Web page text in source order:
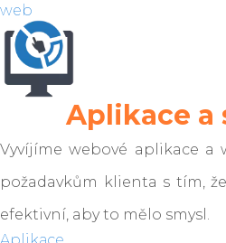
web
Aplikace a
Vyvíjíme webové aplikace a
požadavkům klienta s tím,
efektivní, aby to mělo smysl.
Aplikace